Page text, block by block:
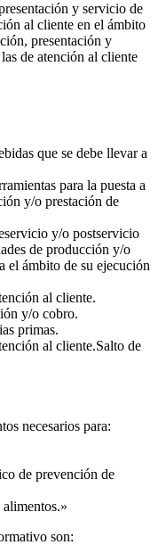
y servicio de
al cliente en el ámbito
presentación y
de atención al cliente
que se debe llevar a
para la puesta a
y/o prestación de
y/o postservicio
de producción y/o
el ámbito de su ejecución
al cliente.
y/o cobro.
primas.
al cliente.Salto de
necesarios para:
de prevención de
son: